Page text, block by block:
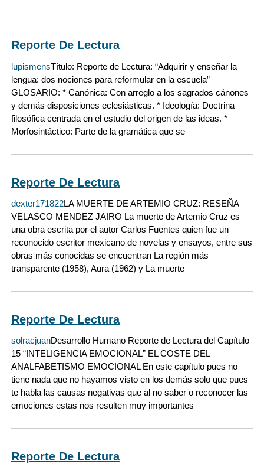
Reporte De Lectura
lupismensTítulo: Reporte de Lectura: “Adquirir y enseñar la
lengua: dos nociones para reformular en la escuela”
GLOSARIO: * Canónica: Con arreglo a los sagrados cánones
y demás disposiciones eclesiásticas. * Ideología: Doctrina
filosófica centrada en el estudio del origen de las ideas. *
Morfosintáctico: Parte de la gramática que se
Reporte De Lectura
dexter171822LA MUERTE DE ARTEMIO CRUZ: RESEÑA
VELASCO MENDEZ JAIRO La muerte de Artemio Cruz es
una obra escrita por el autor Carlos Fuentes quien fue un
reconocido escritor mexicano de novelas y ensayos, entre sus
obras más conocidas se encuentran La región más
transparente (1958), Aura (1962) y La muerte
Reporte De Lectura
solracjuanDesarrollo Humano Reporte de Lectura del Capítulo
15 “INTELIGENCIA EMOCIONAL” EL COSTE DEL
ANALFABETISMO EMOCIONAL En este capítulo pues no
tiene nada que no hayamos visto en los demás solo que pues
te habla las causas negativas que al no saber o reconocer las
emociones estas nos resulten muy importantes
Reporte De Lectura